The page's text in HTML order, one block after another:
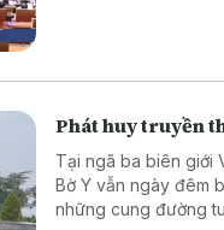
Phát huy truyền
Tại ngã ba biên giới
Bờ Y vẫn ngày đêm
những cung đường